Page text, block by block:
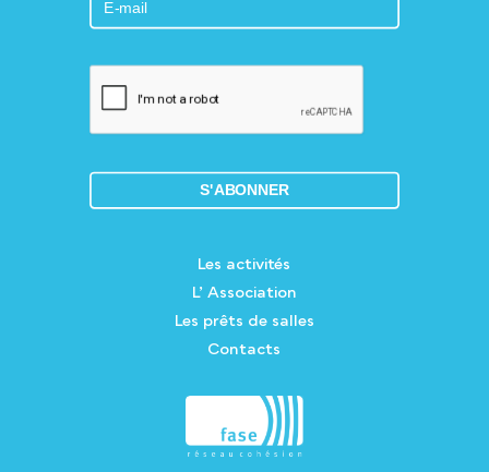
Les activités
L’ Association
Les prêts de salles
Contacts